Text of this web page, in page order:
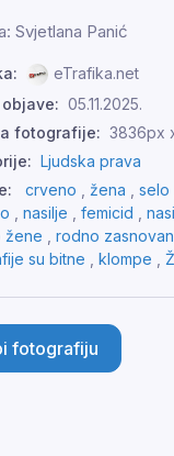
Svjetlana Panić
eTrafika.net
05.11.2025.
fotografije: 3836px
Ljudska prava
crveno , žena , selo
, nasilje , femicid ,
žene , rodno
su bitne , klompe ,
fotografiju